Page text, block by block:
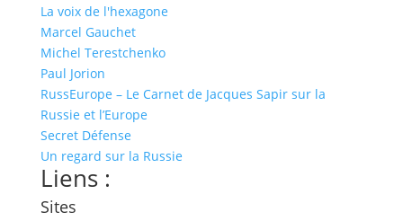
La voix de l'hexagone
Marcel Gauchet
Michel Terestchenko
Paul Jorion
RussEurope – Le Carnet de Jacques Sapir sur la
Russie et l’Europe
Secret Défense
Un regard sur la Russie
Liens :
Sites